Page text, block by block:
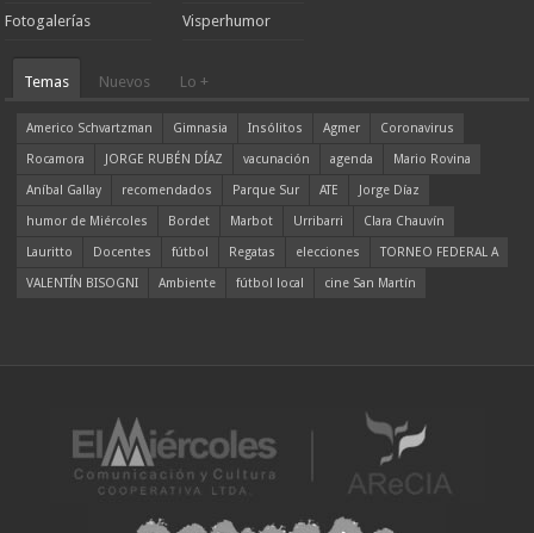
Fotogalerías Visperhumor
Temas Nuevos Lo +
Americo Schvartzman Gimnasia Insólitos Agmer
Coronavirus
Rocamora
JORGE RUBÉN DÍAZ vacunación agenda
Mario Rovina
Aníbal Gallay
recomendados Parque Sur ATE
Jorge Díaz
humor de Miércoles
Bordet Marbot Urribarri
Clara Chauvín
Lauritto
Docentes fútbol Regatas elecciones
TORNEO FEDERAL A
VALENTÍN BISOGNI
Ambiente fútbol local cine San Martín